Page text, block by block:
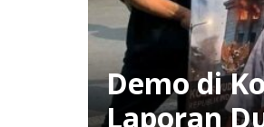
Demo di
Laporan